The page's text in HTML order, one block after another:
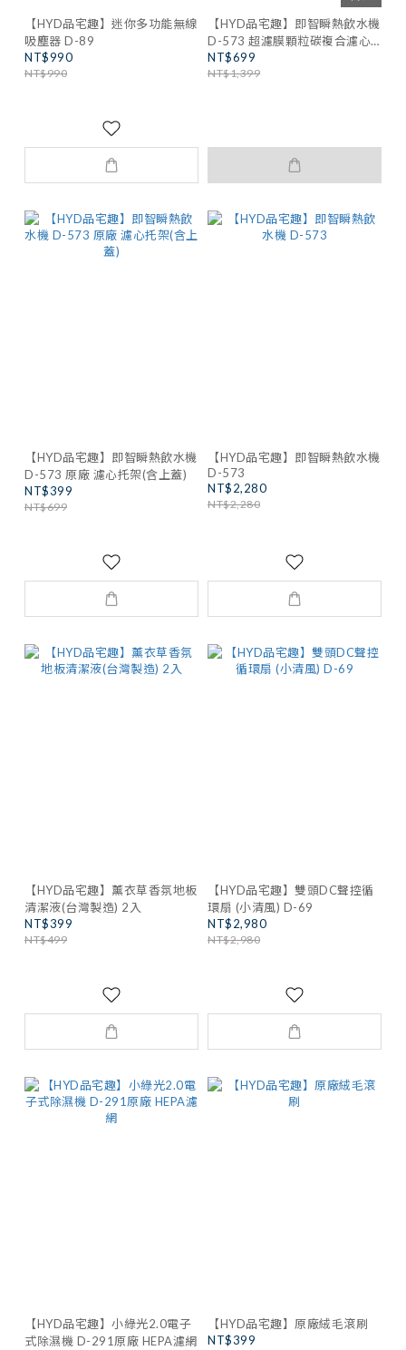
【HYD品宅趣】迷你多功能無線
吸塵器 D-89
NT$990
NT$990
【HYD品宅趣】即智瞬熱飲水機
D-573 超濾膜顆粒碳複合濾心
(2入組)
NT$699
NT$1,399
【HYD品宅趣】即智瞬熱飲水機
D-573 原廠 濾心托架(含上蓋)
NT$399
NT$699
【HYD品宅趣】即智瞬熱飲水機
D-573
NT$2,280
NT$2,280
【HYD品宅趣】薰衣草香氛地板
清潔液(台灣製造) 2入
NT$399
NT$499
【HYD品宅趣】雙頭DC聲控循
環扇 (小清風) D-69
NT$2,980
NT$2,980
【HYD品宅趣】小綠光2.0電子
式除濕機 D-291原廠 HEPA濾網
【HYD品宅趣】原廠絨毛滾刷
NT$399